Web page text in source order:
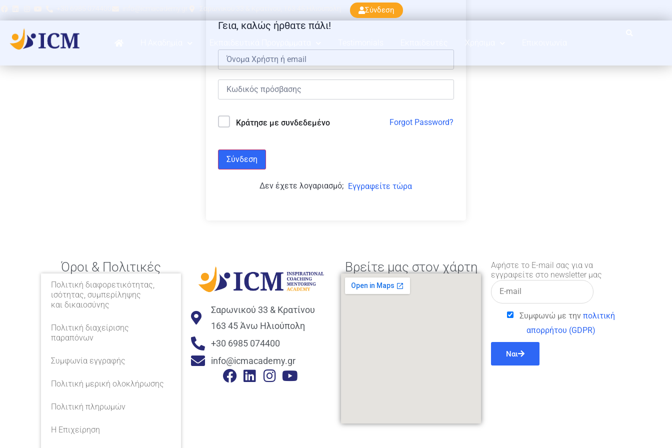
Σύνδεση
Χρήσιμα
Γεια, καλώς ήρθατε πάλι!
Κράτησε με συνδεδεμένο Forgot Password?
Σύνδεση
Δεν έχετε λογαριασμό; Εγγραφείτε τώρα
Όροι & Πολιτικές
Πολιτική διαφορετικότητας,
ισότητας, συμπερίληψης
και δικαιοσύνης
Πολιτική διαχείρισης
παραπόνων
Συμφωνία εγγραφής
Πολιτική μερική ολοκλήρωσης
Πολιτική πληρωμών
Η Επιχείρηση
Σαρωνικού 33 & Κρατίνου
163 45 Άνω Ηλιούπολη
+30 6985 074400
info@icmacademy.gr
Βρείτε μας στον χάρτη
Αφήστε το E-mail σας για να
εγγραφείτε στο newsletter μας
Συμφωνώ με την πολιτική
απορρήτου (GDPR)
Ναι